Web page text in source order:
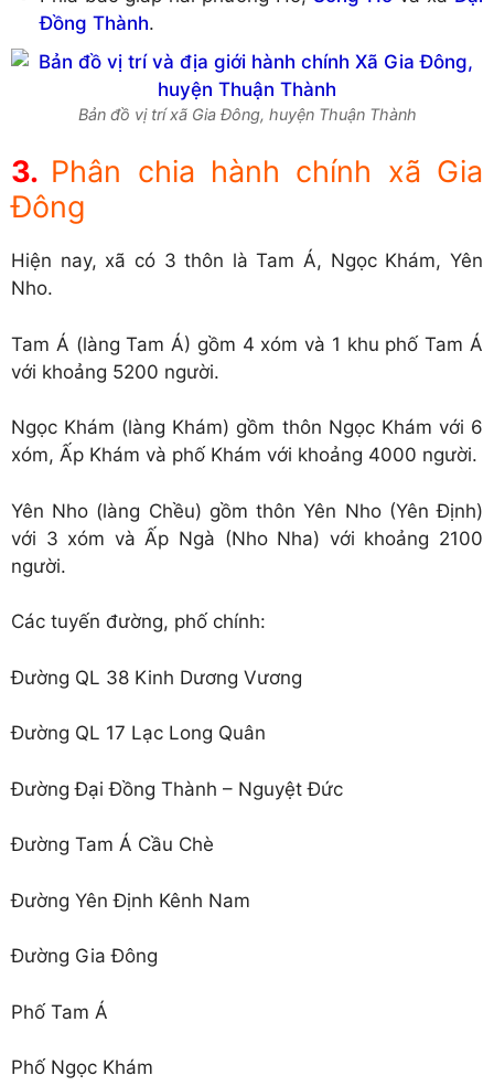
Đồng Thành.
Bản đồ vị trí xã Gia Đông, huyện Thuận Thành
Phân chia hành chính xã Gia
Đông
Hiện nay, xã có 3 thôn là Tam Á, Ngọc Khám, Yên
Nho.
Tam Á (làng Tam Á) gồm 4 xóm và 1 khu phố Tam Á
với khoảng 5200 người.
Ngọc Khám (làng Khám) gồm thôn Ngọc Khám với 6
xóm, Ấp Khám và phố Khám với khoảng 4000 người.
Yên Nho (làng Chều) gồm thôn Yên Nho (Yên Định)
với 3 xóm và Ấp Ngà (Nho Nha) với khoảng 2100
người.
Các tuyến đường, phố chính:
Đường QL 38 Kinh Dương Vương
Đường QL 17 Lạc Long Quân
Đường Đại Đồng Thành – Nguyệt Đức
Đường Tam Á Cầu Chè
Đường Yên Định Kênh Nam
Đường Gia Đông
Phố Tam Á
Phố Ngọc Khám